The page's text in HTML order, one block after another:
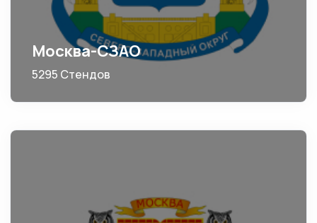
Москва-СЗАО
5295 Стендов